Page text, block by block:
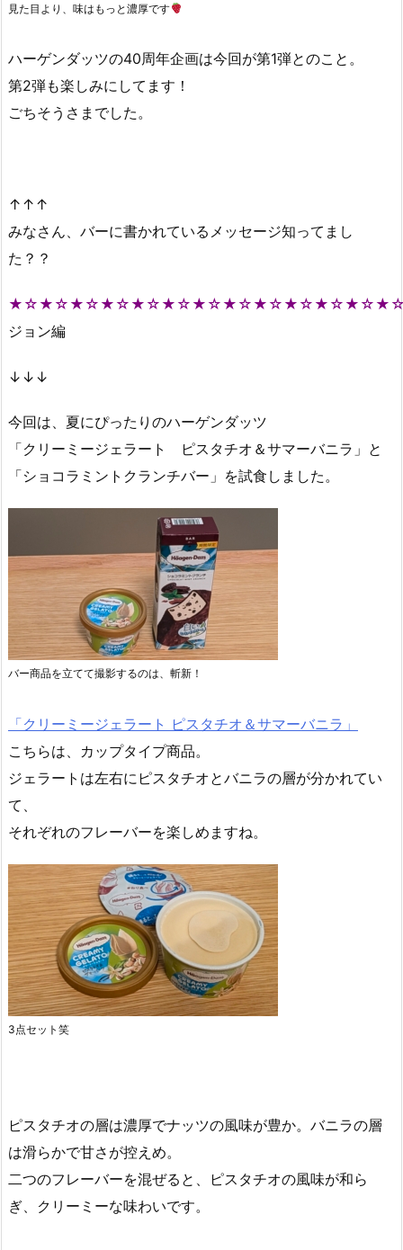
見た目より、味はもっと濃厚です
ハーゲンダッツの40周年企画は今回が第1弾とのこと。
第2弾も楽しみにしてます！
ごちそうさまでした。
↑↑↑
みなさん、バーに書かれているメッセージ知ってまし
た？？
ジョン編
↓↓↓
今回は、夏にぴったりのハーゲンダッツ
「クリーミージェラート ピスタチオ＆サマーバニラ」と
「ショコラミントクランチバー」を試食しました。
バー商品を立てて撮影するのは、斬新！
「クリーミージェラート ピスタチオ＆サマーバニラ」
こちらは、カップタイプ商品。
ジェラートは左右にピスタチオとバニラの層が分かれてい
て、
それぞれのフレーバーを楽しめますね。
3点セット笑
ピスタチオの層は濃厚でナッツの風味が豊か。バニラの層
は滑らかで甘さが控えめ。
二つのフレーバーを混ぜると、ピスタチオの風味が和ら
ぎ、クリーミーな味わいです。